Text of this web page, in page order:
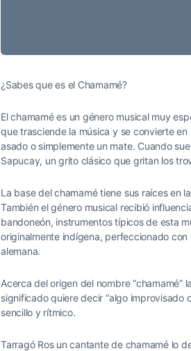
¿Sabes que es el Chamamé?
El chamamé es un género musical muy
que trasciende la música y se convierte
asado o simplemente un mate. Cuando
Sapucay, un grito clásico que gritan los
La base del chamamé tiene sus raíces en
También el género musical recibió
bandoneón, instrumentos típicos de esta
originalmente indígena, perfeccionado
alemana.
Acerca del origen del nombre
significado quiere decir “algo improvisado
sencillo y rítmico.
Tarragó Ros un cantante de chamamé lo